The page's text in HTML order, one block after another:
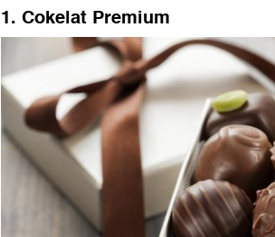
1. Cokelat Premium